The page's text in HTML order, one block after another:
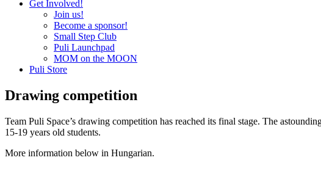
Get Involved!
Join us!
Become a sponsor!
Small Step Club
Puli Launchpad
MOM on the MOON
Puli Store
Drawing competition
Team Puli Space’s drawing competition has reached its final stage. The
15-19 years old students.
More information below in Hungarian.